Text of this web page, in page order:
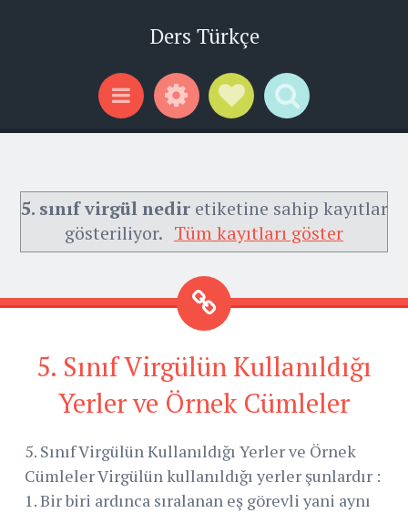
Ders Türkçe
Menu WidgetsSocial Links
Search
5. sınıf virgül nediretiketine sahip kayıtlar
gösteriliyor. Tüm kayıtları göster
5. Sınıf Virgülün Kullanıldığı
Yerler ve Örnek Cümleler
5. Sınıf Virgülün Kullanıldığı Yerler ve Örnek
Cümleler Virgülün kullanıldığı yerler şunlardır :
1. Bir biri ardınca sıralanan eş görevli yani aynı